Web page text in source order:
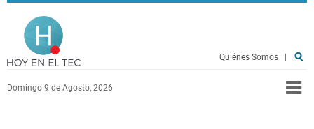
Pasar al contenido principal
Domingo 9 de Agosto, 2026
Quiénes Somos